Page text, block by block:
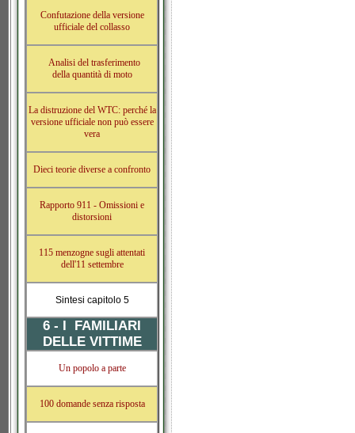
Confutazione della versione
ufficiale del collasso
Analisi del trasferimento
della quantità di moto
La distruzione del WTC: perché la
versione ufficiale non può essere
vera
Dieci teorie diverse a confronto
Rapporto 911 - Omissioni e
distorsioni
115 menzogne sugli attentati
dell'11 settembre
Sintesi capitolo 5
6 - I FAMILIARI
DELLE VITTIME
Un popolo a parte
100 domande senza risposta